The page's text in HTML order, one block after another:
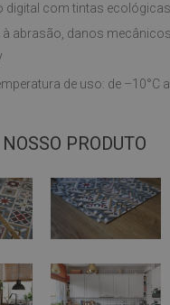
digital com tintas ecológicas
à abrasão, danos
de uso: de –10°C
PRODUTO